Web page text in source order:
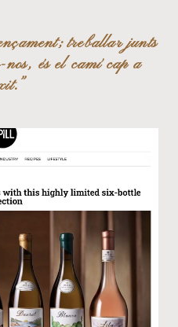
treballar junts
és el camí cap a